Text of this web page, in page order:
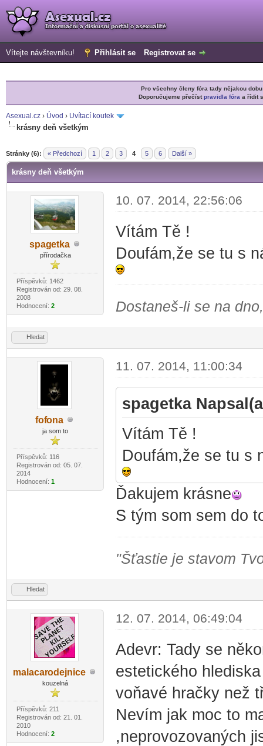
Vítejte návštevníku! Přihlásit se Registrovat se
Pro všechny členy fóra tady nějakou
Doporučujeme přečístpravidla fóra a řídit
Asexual.cz › Úvod › Uvítací koutek
krásny deň všetkým
Stránky (6): « Předchozí 1 2 3 4 5 6 Další »
krásny deň všetkým
spagetka
přírodačka
Příspěvků: 1462
Registrován od: 29. 08.
2008
Hodnocení: 2
10. 07. 2014, 22:56:06
Vítám Tě !
Doufám,že se tu s
Dostaneš-li se na
Hledat
fofona
ja som to
Příspěvků: 116
Registrován od: 05. 07.
2014
Hodnocení: 1
11. 07. 2014, 11:00:34
spagetka
Vítám Tě !
Doufám,že se tu s
Ďakujem krásne
S tým som sem do
"Šťastie je stavom
Hledat
malacarodejnice
kouzelná
Příspěvků: 211
Registrován od: 21. 01.
2010
Hodnocení: 2
12. 07. 2014, 06:49:04
Adevr: Tady se
estetického
voňavé hračky než
Nevím jak moc to
,neprovozovaných